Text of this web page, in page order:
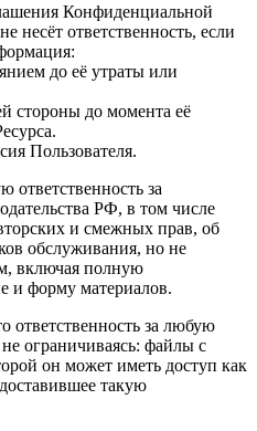
Конфиденциальной
ответственность, если
до её утраты или
стороны до момента её
Пользователя.
ответственность за
РФ, в том числе
и смежных прав, об
обслуживания, но не
включая полную
и форму материалов.
ответственность за любую
ограничиваясь: файлы с
он может иметь доступ как
такую